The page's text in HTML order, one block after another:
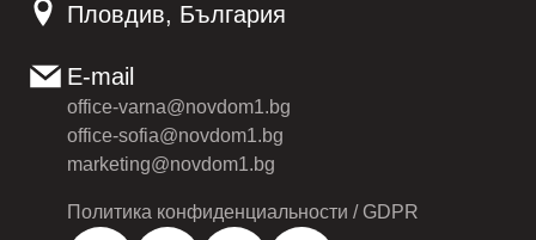
Пловдив, България
E-mail
office-varna@novdom1.bg
office-sofia@novdom1.bg
marketing@novdom1.bg
Политика конфиденциальности / GDPR